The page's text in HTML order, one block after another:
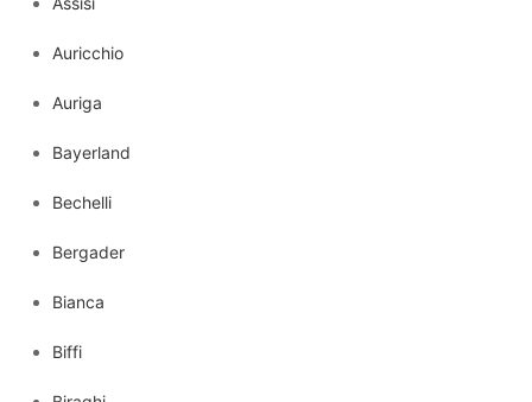
Auricchio
Auriga
Bayerland
Bechelli
Bergader
Bianca
Biffi